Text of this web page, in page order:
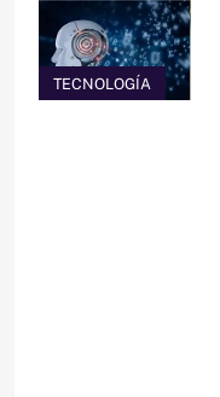
TECNOLOGÍA